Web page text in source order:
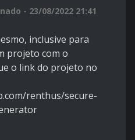
- 23/08/2022 21:41
inclusive para
projeto com o
o link do projeto no
renthus/secure-